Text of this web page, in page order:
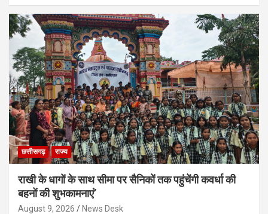
छत्तीसगढ़ राज्य
राखी के धागों के साथ सीमा पर सैनिकों तक पहुंचेंगी कवर्धा की
बहनों की शुभकामनाएं’
August 9, 2026 News Desk